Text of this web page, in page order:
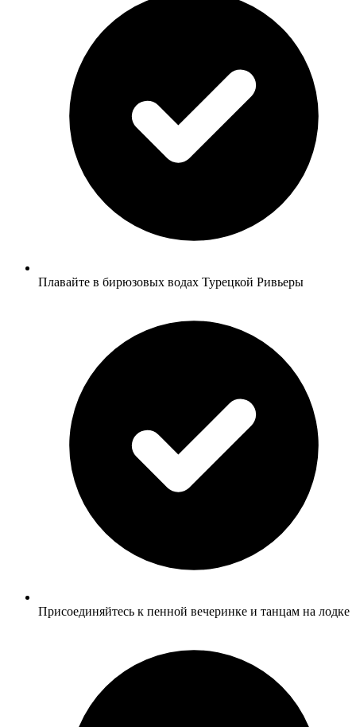
Плавайте в бирюзовых водах Турецкой Ривьеры
Присоединяйтесь к пенной вечеринке и танцам на лодке